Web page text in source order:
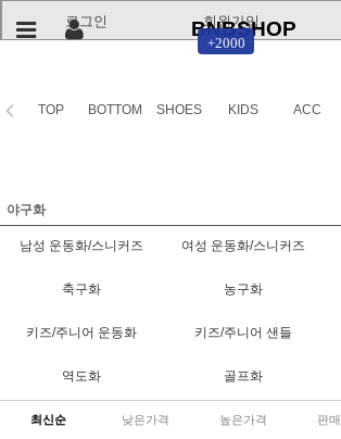
로그인
+2000
회원가입
BNBSHOP
TOP BOTTOM SHOES KIDS ACC
야구화
남성 운동화/스니커즈 여성 운동화/스니커즈
축구화 농구화
키즈/주니어 운동화 키즈/주니어 샌들
역도화 골프화
최신순 낮은가격 높은가격 판